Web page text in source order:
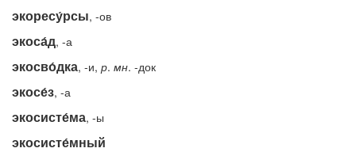
экоресу́рсы, -ов
экоса́д, -а
экосво́дка, -и, р. мн. -док
экосе́з, -а
экосисте́ма, -ы
экосисте́мный